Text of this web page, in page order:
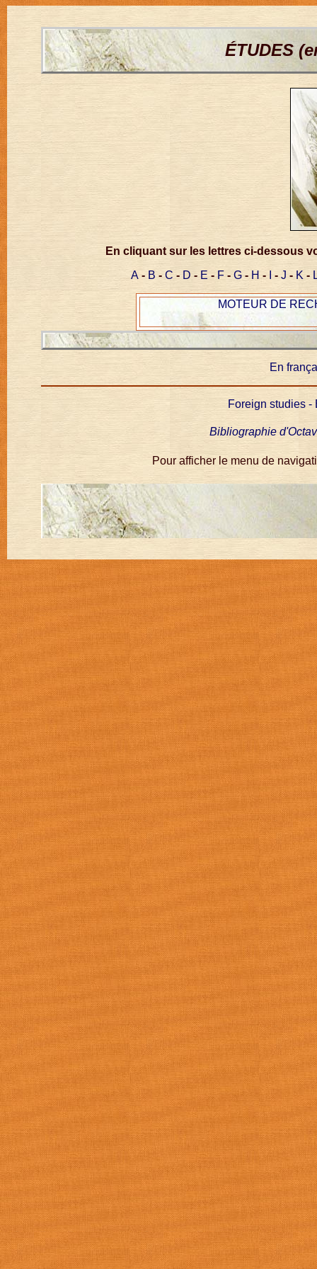
ÉTUDES
En cliquant sur les lettres ci-dessous
A- B - C - D - E - F- G- H - - J - K -
MOTEUR DE
En
Foreign studies -
Bibliographie
Pour afficher le menu de